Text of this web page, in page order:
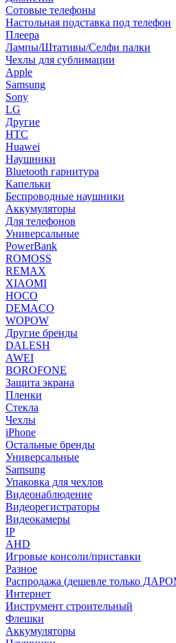
Сотовые телефоны
Настольная подставка под телефон
Плеера
Лампы/Штативы/Селфи палки
Чехлы для сублимации
Apple
Samsung
Sony
LG
Другие
HTC
Huawei
Наушники
Bluetooth гарнитура
Капельки
Беспроводные наушники
Аккумуляторы
Для телефонов
Универсальные
PowerBank
ROMOSS
REMAX
XIAOMI
HOCO
DEMACO
WOPOW
Другие бренды
DALESH
AWEI
BOROFONE
Защита экрана
Пленки
Стекла
Чехлы
iPhone
Остальные бренды
Универсальные
Samsung
Упаковка для чехлов
Видеонаблюдение
Видеорегистраторы
Видеокамеры
IP
AHD
Игровые консоли/приставки
Разное
Распродажа (дешевле только
Интернет
Инструмент строительный
Флешки
Аккумуляторы